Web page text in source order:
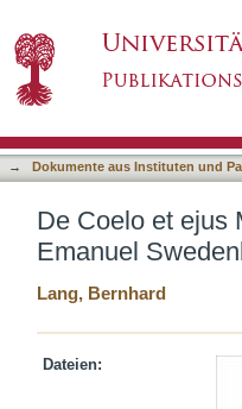
→ Dokumente aus Instituten und
De Coelo et ejus
Emanuel
Lang, Bernhard
Dateien: